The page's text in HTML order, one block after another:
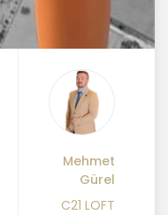
Mehmet
Gürel
C21 LOFT